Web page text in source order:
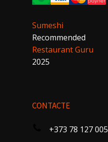
Sumeshi
Recommended
Restaurant Guru
2025
CONTACTE
+373 78 127 005